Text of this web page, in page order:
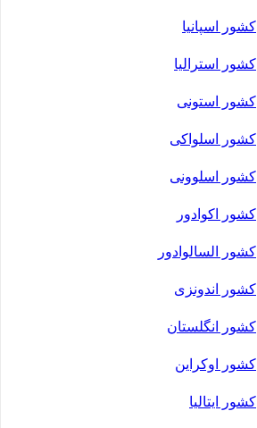
کشور اسپانیا
کشور استرالیا
کشور استونی
کشور اسلواکی
کشور اسلوونی
کشور اکوادور
کشور السالوادور
کشور اندونزی
کشور انگلستان
کشور اوکراین
کشور ایتالیا